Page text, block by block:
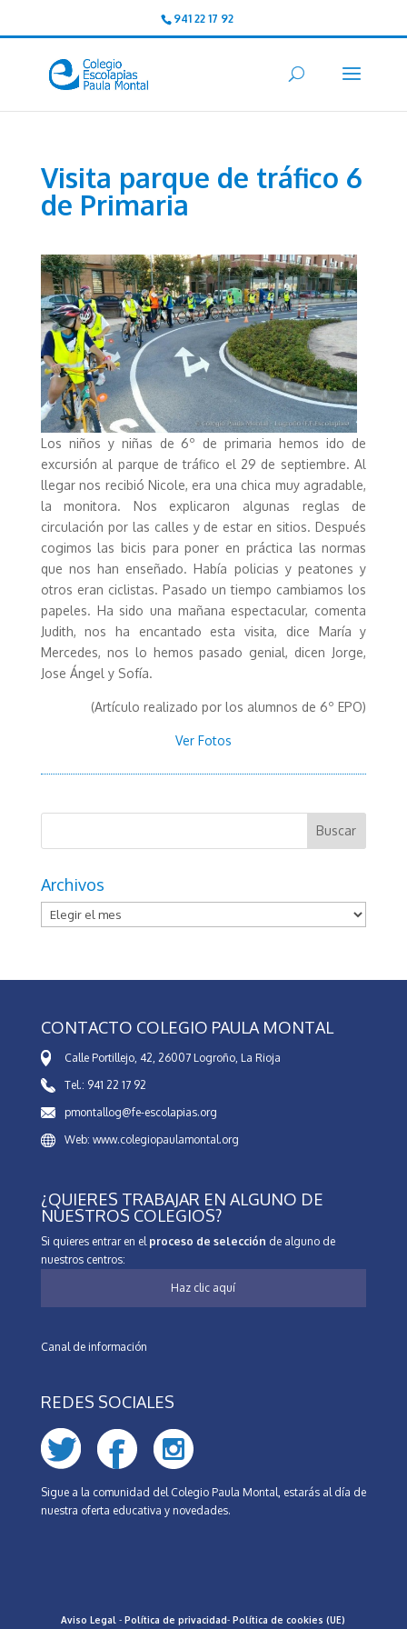
941 22 17 92
Visita parque de tráfico 6
de Primaria
Los niños y niñas de 6º de primaria hemos ido de
excursión al parque de tráfico el 29 de septiembre. Al
llegar nos recibió Nicole, era una chica muy agradable,
la monitora. Nos explicaron algunas reglas de
circulación por las calles y de estar en sitios. Después
cogimos las bicis para poner en práctica las normas
que nos han enseñado. Había policias y peatones y
otros eran ciclistas. Pasado un tiempo cambiamos los
papeles. Ha sido una mañana espectacular, comenta
Judith, nos ha encantado esta visita, dice María y
Mercedes, nos lo hemos pasado genial, dicen Jorge,
Jose Ángel y Sofía.
(Artículo realizado por los alumnos de 6º EPO)
Ver Fotos
Archivos
Archivos
CONTACTO COLEGIO PAULA MONTAL
Calle Portillejo, 42, 26007 Logroño, La Rioja
Tel.: 941 22 17 92
pmontallog@fe-escolapias.org
Web: www.colegiopaulamontal.org
¿QUIERES TRABAJAR EN ALGUNO DE
NUESTROS COLEGIOS?
Si quieres entrar en el proceso de selección de alguno de
nuestros centros:
Haz clic aquí
Canal de información
REDES SOCIALES
Sigue a la comunidad del Colegio Paula Montal, estarás al día de
nuestra oferta educativa y novedades.
Aviso Legal - Política de privacidad- Política de cookies (UE)